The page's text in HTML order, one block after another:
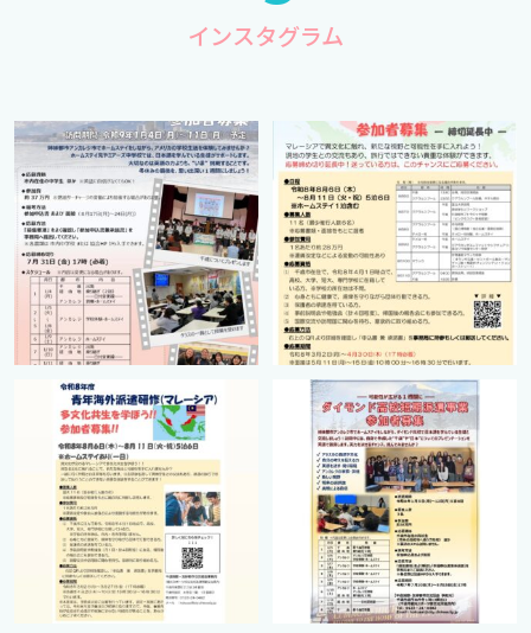
インスタグラム
cts.international.friendship
7月 1
cts.international.friendship
4月 16
cts.international.friendship
2月 27
cts.international.friendship
8月 12